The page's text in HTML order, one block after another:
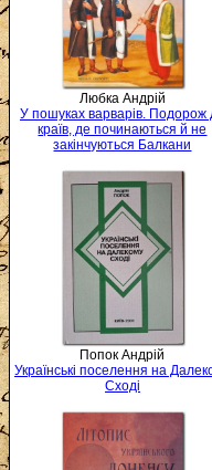
Любка Андрій
У пошуках варварів. Подорож
країв, де починаються й не
закінчуються Балкани
Попок Андрій
Українські поселення на
Сході